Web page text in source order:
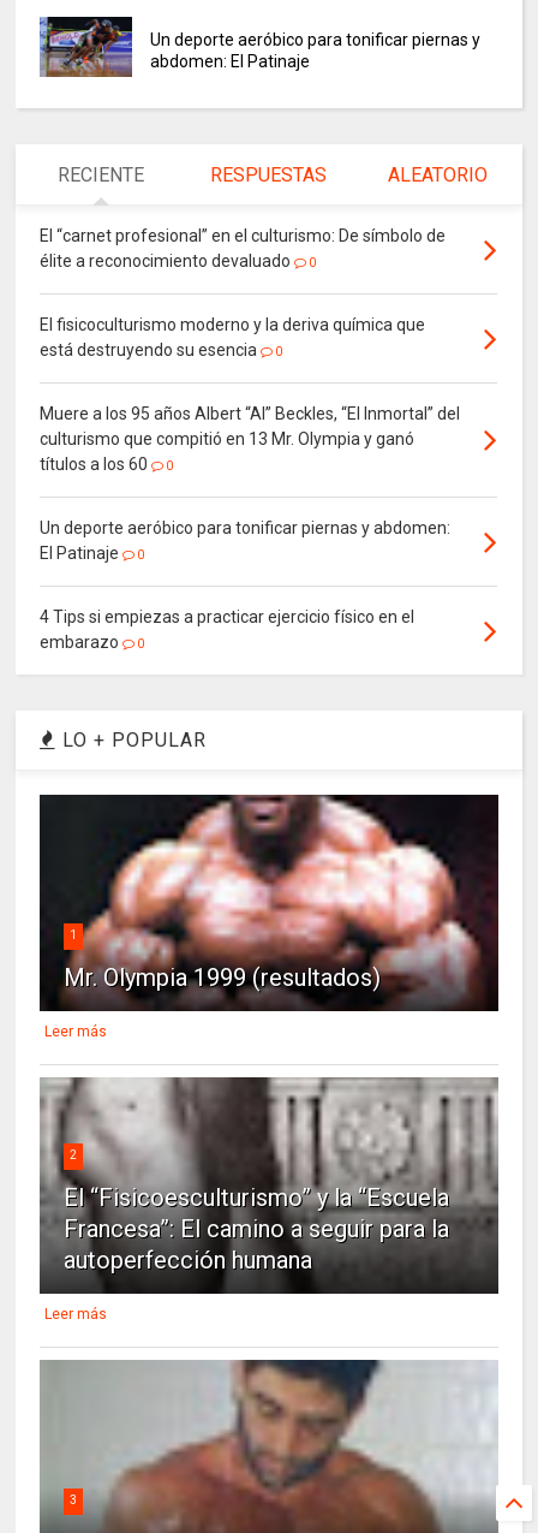
Un deporte aeróbico para tonificar piernas y
abdomen: El Patinaje
RECIENTE RESPUESTAS ALEATORIO
El “carnet profesional” en el culturismo: De símbolo de
élite a reconocimiento devaluado
0
El fisicoculturismo moderno y la deriva química que
está destruyendo su esencia
0
Muere a los 95 años Albert “Al” Beckles, “El Inmortal” del
culturismo que compitió en 13 Mr. Olympia y ganó
títulos a los 60
0
Un deporte aeróbico para tonificar piernas y abdomen:
El Patinaje
0
4 Tips si empiezas a practicar ejercicio físico en el
embarazo
0
LO + POPULAR
1
Mr. Olympia 1999 (resultados)
Leer más
2
El “Fisicoesculturismo” y la “Escuela
Francesa”: El camino a seguir para la
autoperfección humana
Leer más
3